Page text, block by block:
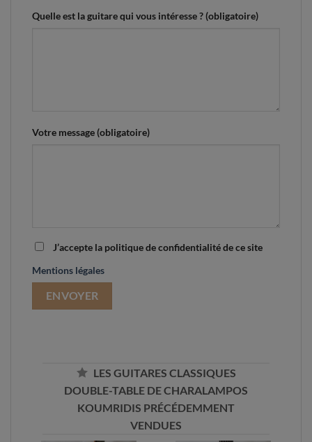
Quelle est la guitare qui vous intéresse ? (obligatoire)
Votre message (obligatoire)
J’accepte la politique de confidentialité de ce site
Mentions légales
LES GUITARES CLASSIQUES
DOUBLE-TABLE DE CHARALAMPOS
KOUMRIDIS PRÉCÉDEMMENT
VENDUES